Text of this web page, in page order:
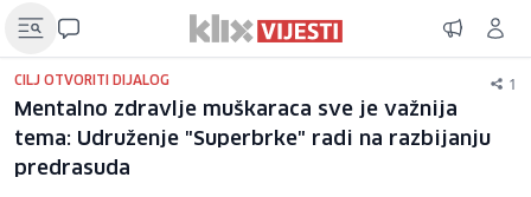
CILJ OTVORITI DIJALOG 1
Mentalno zdravlje muškaraca sve je važnija
tema: Udruženje "Superbrke" radi na razbijanju
predrasuda